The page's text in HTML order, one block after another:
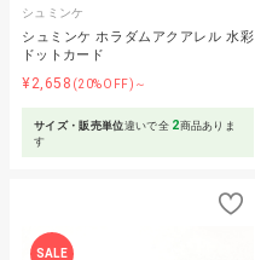
シュミンケ
シュミンケ ホラダムアクアレル 水彩
ドットカード
¥2,658 (20%OFF)～
サイズ・販売単位違いで全 2商品ありま
す
SALE